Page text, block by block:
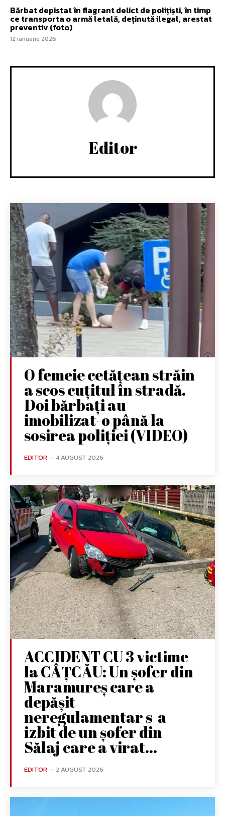
Bărbat depistat în flagrant delict de polițiști, în timp
ce transporta o armă letală, deținută ilegal, arestat
preventiv (foto)
12 ianuarie 2026
Editor
O femeie cetățean străin
a scos cuțitul în stradă.
Doi bărbați au
imobilizat-o până la
sosirea poliției (VIDEO)
EDITOR - 4 AUGUST 2026
ACCIDENT CU 3 victime
la CÂȚCĂU: Un șofer din
Maramureș care a
depășit
neregulamentar s-a
izbit de un șofer din
Sălaj care a virat...
EDITOR - 2 AUGUST 2026